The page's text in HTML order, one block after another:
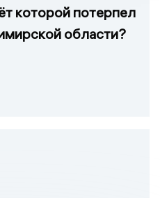
которой потерпел
области?